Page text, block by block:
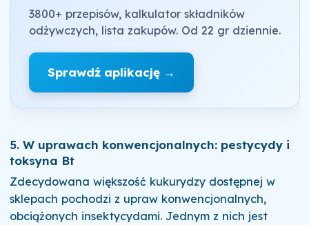
3800+ przepisów, kalkulator składników
odżywczych, lista zakupów. Od 22 gr dziennie.
Sprawdź aplikację →
5. W uprawach konwencjonalnych: pestycydy i
toksyna Bt
Zdecydowana większość kukurydzy dostępnej w
sklepach pochodzi z upraw konwencjonalnych,
obciążonych insektycydami. Jednym z nich jest